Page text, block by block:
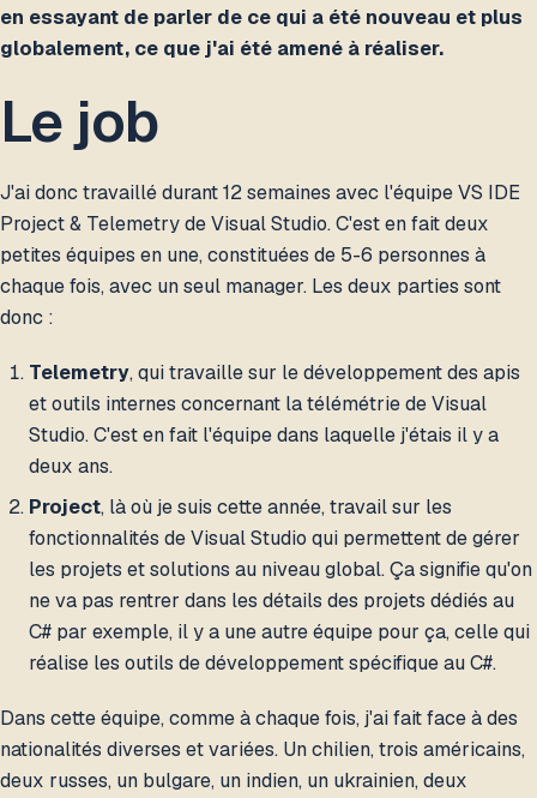
en essayant de parler de ce qui a été nouveau et plus
globalement, ce que j'ai été amené à réaliser.
Le job
J'ai donc travaillé durant 12 semaines avec l'équipe VS IDE
Project & Telemetry de Visual Studio. C'est en fait deux
petites équipes en une, constituées de 5-6 personnes à
chaque fois, avec un seul manager. Les deux parties sont
donc :
Telemetry, qui travaille sur le développement des apis
et outils internes concernant la télémétrie de Visual
Studio. C'est en fait l'équipe dans laquelle j'étais il y a
deux ans.
Project, là où je suis cette année, travail sur les
fonctionnalités de Visual Studio qui permettent de gérer
les projets et solutions au niveau global. Ça signifie qu'on
ne va pas rentrer dans les détails des projets dédiés au
C# par exemple, il y a une autre équipe pour ça, celle qui
réalise les outils de développement spécifique au C#.
Dans cette équipe, comme à chaque fois, j'ai fait face à des
nationalités diverses et variées. Un chilien, trois américains,
deux russes, un bulgare, un indien, un ukrainien, deux